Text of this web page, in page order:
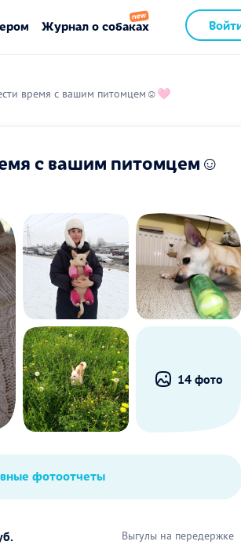
Журнал о собаках
время с вашим питомцем☺🩷
с вашим питомцем☺
14 фото
фотоотчеты
Выгулы на передержке